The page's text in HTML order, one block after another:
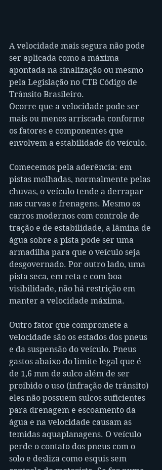
A velocidade mais segura não pode
ser aplicada como a máxima
apontada na sinalização ou mesmo
pela Legislação no CTB Código de
Trânsito Brasileiro.
Ocorre que a velocidade pode ser
mais ou menos arriscada conforme
os fatores e componentes que
envolvem a estabilidade do veículo.
Comecemos pela aderência: em
pistas molhadas, normalmente pelas
chuvas, o veículo tende a derrapar
nas curvas e frenagens. Mesmo os
carros modernos com controle de
tração e de estabilidade, a lâmina de
água sobre a pista pode ser uma
armadilha para que o veículo seja
desgovernado. Por outro lado, uma
pista seca, em reta e com boa
visibilidade, não há restrição em
manter a velocidade máxima.
Outro fator que compromete a
velocidade são os estados dos pneus
e da suspensão do veículo. Pneus
gastos abaixo do limite legal que é
de 1,6 mm de sulco além de ser
proibido o uso (infração de trânsito)
eles não possuem sulcos suficientes
para drenagem e escoamento da
água e na velocidade causam as
temidas aquaplanagens. O veículo
perde o contato dos pneus com o
solo e desliza como esquis sem